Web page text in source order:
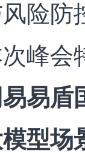
险防
峰会
易易盾
模型